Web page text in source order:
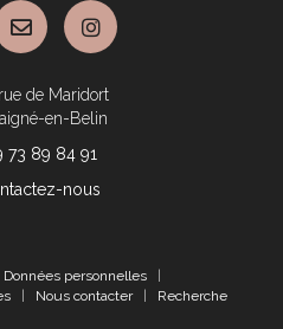
de Maridort
en-Belin
73 89 84 91
nous
Données personnelles|
Nous contacter| Recherche